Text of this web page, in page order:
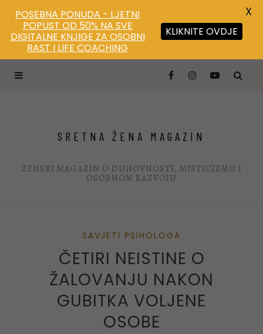
SRETNA ŽENA MAGAZIN
ŽENSKI MAGAZIN O DUHOVNOSTI, MISTICIZMU I
OSOBNOM RAZVOJU
SAVJETI PSIHOLOGA
ČETIRI NEISTINE O
ŽALOVANJU NAKON
GUBITKA VOLJENE
OSOBE
POSEBNA PONUDA - LJETNI
POPUST OD 50% NA SVE
DIGITALNE KNJIGE ZA OSOBNI
RAST I LIFE COACHING
KLIKNITE OVDJE
X
Save